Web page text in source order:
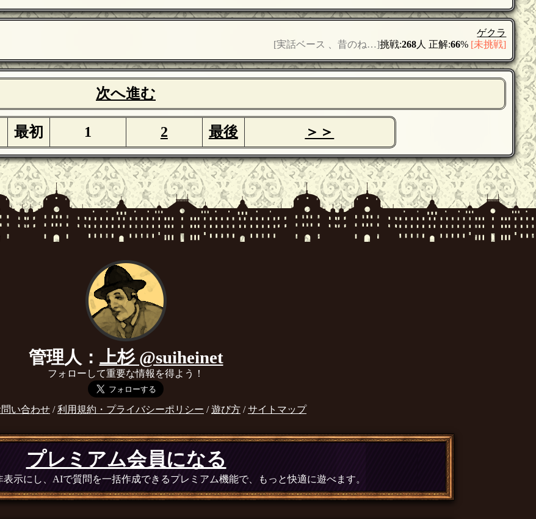
ゲクラ
挑戦:268人 正解:66% [未挑戦]
[実話ベース 、昔のね…]
次へ進む
最初 1 2 最後 ＞＞
管理人： 上杉 @suiheinet
フォローして重要な情報を得よう！
問い合わせ /利用規約・プライバシーポリシー /遊び方 /サイトマップ
プレミアム会員になる
表示にし、AIで質問を一括作成できるプレミアム機能で、もっと快適に遊べます。